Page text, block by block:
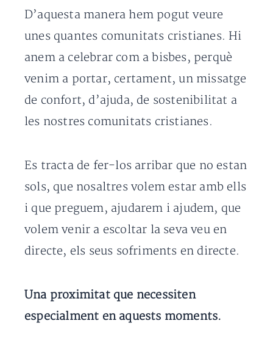
D’aquesta manera hem pogut veure
unes quantes comunitats cristianes. Hi
anem a celebrar com a bisbes, perquè
venim a portar, certament, un missatge
de confort, d’ajuda, de sostenibilitat a
les nostres comunitats cristianes.
Es tracta de fer-los arribar que no estan
sols, que nosaltres volem estar amb ells
i que preguem, ajudarem i ajudem, que
volem venir a escoltar la seva veu en
directe, els seus sofriments en directe.
Una proximitat que necessiten
especialment en aquests moments.